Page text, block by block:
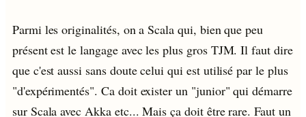
Parmi les originalités, on a Scala qui, bien que peu
présent est le langage avec les plus gros TJM. Il faut dire
que c'est aussi sans doute celui qui est utilisé par le plus
"d'expérimentés". Ca doit exister un "junior" qui démarre
sur Scala avec Akka etc... Mais ça doit être rare. Faut un